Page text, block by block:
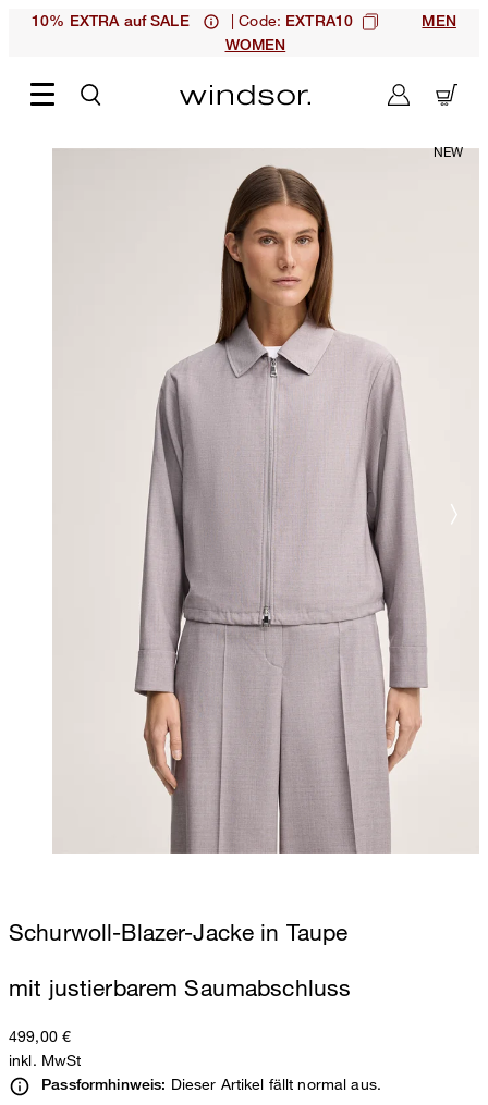
10% EXTRA auf SALE | Code: EXTRA10
MEN
WOMEN
Schurwoll-Blazer-Jacke in Taupe
mit justierbarem Saumabschluss
499,00 €
inkl. MwSt
Passformhinweis: Dieser Artikel fällt normal aus.